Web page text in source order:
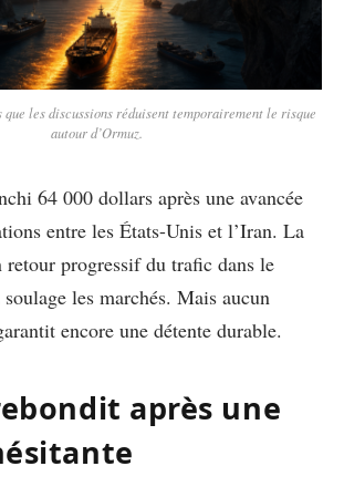
les discussions réduisent temporairement le risque
autour d’Ormuz.
64 000 dollars après une avancée
entre les États-Unis et l’Iran. La
retour progressif du trafic dans le
les marchés. Mais aucun
encore une détente durable.
après une